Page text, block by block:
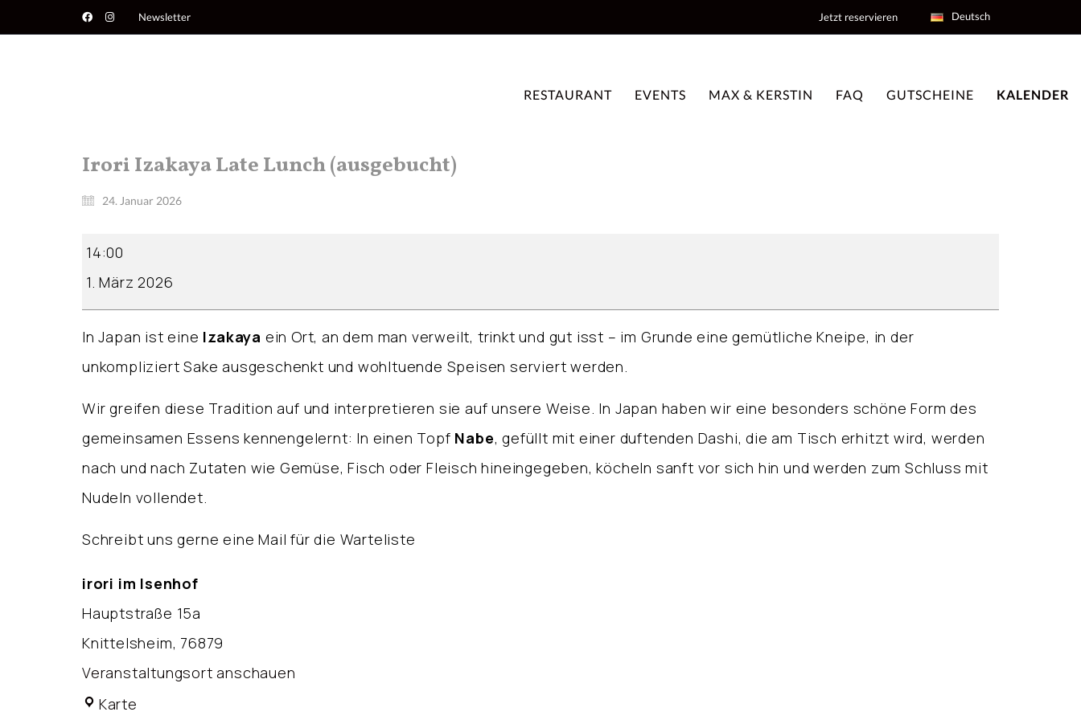
Newsletter Jetzt reservieren Deutsch
RESTAURANT EVENTS MAX & KERSTIN FAQ GUTSCHEINE KALENDER
Irori Izakaya Late Lunch (ausgebucht)
24. Januar 2026
Izakaya
Lunch
14:00
1. März 2026
In Japan ist eine Izakaya ein Ort, an dem man verweilt, trinkt und gut isst – im Grunde eine gemütliche Kneipe, in der
unkompliziert Sake ausgeschenkt und wohltuende Speisen serviert werden.
Wir greifen diese Tradition auf und interpretieren sie auf unsere Weise. In Japan haben wir eine besonders schöne Form des
gemeinsamen Essens kennengelernt: In einen Topf Nabe, gefüllt mit einer duftenden Dashi, die am Tisch erhitzt wird, werden
nach und nach Zutaten wie Gemüse, Fisch oder Fleisch hineingegeben, köcheln sanft vor sich hin und werden zum Schluss mit
Nudeln vollendet.
Schreibt uns gerne eine Mail für die Warteliste
irori im Isenhof
Hauptstraße 15a
Knittelsheim, 76879
Veranstaltungsort anschauen
Karte